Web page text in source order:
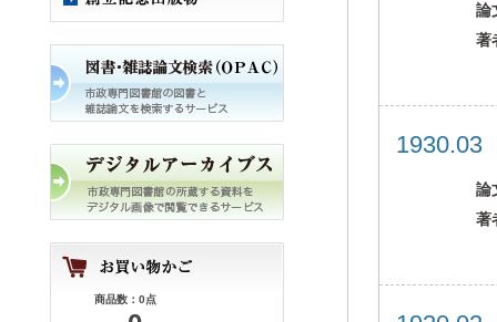
商品数：0点
論
著
論
著